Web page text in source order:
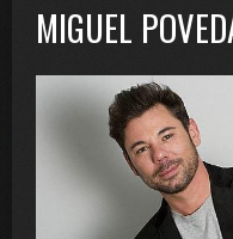
MIGUEL